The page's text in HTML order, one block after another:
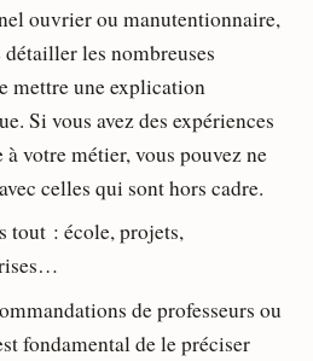
ouvrier ou manutentionnaire,
les nombreuses
mettre une explication
Si vous avez des expériences
votre métier, vous pouvez ne
celles qui sont hors cadre.
tout : école, projets,
de professeurs ou
fondamental de le préciser